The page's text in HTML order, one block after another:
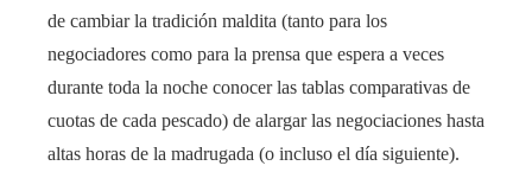
de cambiar la tradición maldita (tanto para los
negociadores como para la prensa que espera a veces
durante toda la noche conocer las tablas comparativas de
cuotas de cada pescado) de alargar las negociaciones hasta
altas horas de la madrugada (o incluso el día siguiente).